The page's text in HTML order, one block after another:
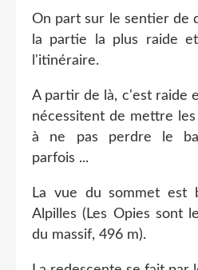
On part sur le sentier de
la partie la plus raide
l'itinéraire.
A partir de là, c'est raide
nécessitent de mettre
à ne pas perdre le
parfois ...
La vue du sommet est
Alpilles (Les Opies sont
du massif, 496 m).